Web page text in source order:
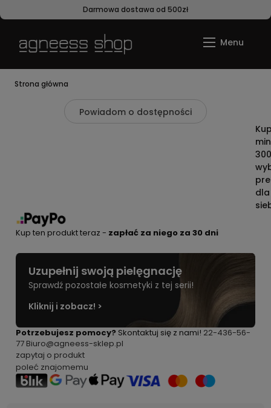
Darmowa dostawa od 500zł
Strona główna
Powiadom o dostępności
dla
Kup ten produkt teraz - zapłać za niego za 30 dni
Uzupełnij swoją pielęgnację
Sprawdź pozostałe kosmetyki z tej serii!
Kliknij i zobacz! >
Potrzebujesz pomocy? Skontaktuj się z nami! 22-436-56-
77 Biuro@agneess-sklep.pl
zapytaj o produkt
poleć znajomemu